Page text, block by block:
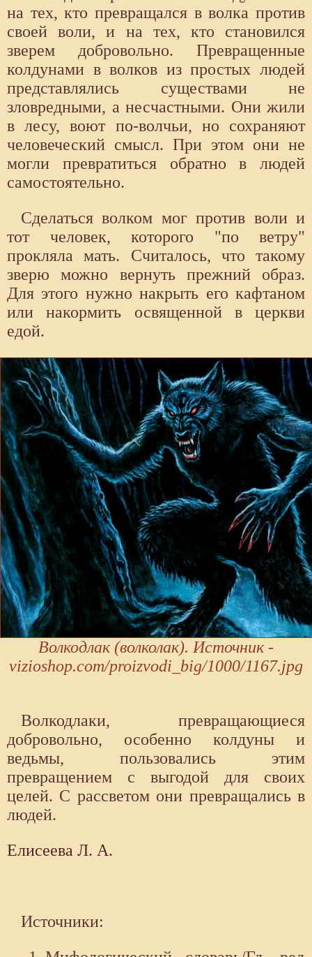
на тех, кто превращался в волка против
своей воли, и на тех, кто становился
зверем добровольно. Превращенные
колдунами в волков из простых людей
представлялись существами не
зловредными, а несчастными. Они жили
в лесу, воют по-волчьи, но сохраняют
человеческий смысл. При этом они не
могли превратиться обратно в людей
самостоятельно.
Сделаться волком мог против воли и
тот человек, которого "по ветру"
прокляла мать. Считалось, что такому
зверю можно вернуть прежний образ.
Для этого нужно накрыть его кафтаном
или накормить освященной в церкви
едой.
Волкодлак (волколак). Источник -
vizioshop.com/proizvodi_big/1000/1167.jpg
Волкодлаки, превращающиеся
добровольно, особенно колдуны и
ведьмы, пользовались этим
превращением с выгодой для своих
целей. С рассветом они превращались в
людей.
Елисеева Л. А.
Источники: